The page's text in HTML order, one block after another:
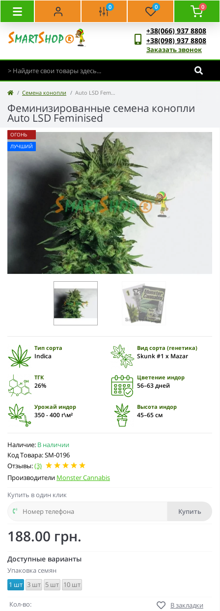
0 0 0
+38(066) 937 8808
+38(098) 937 8808
Заказать звонок
Семена конопли Auto LSD Feminised
Феминизированные семена конопли
Auto LSD Feminised
Наличие: В наличии
Код Товара: SM-0196
Отзывы:(3)
Производители Monster Cannabis
ОГОНЬ
ЛУЧШИЙ
Тип сорта
Indica
Вид сорта (генетика)
Skunk #1 x Mazar
ТГК
26%
Цветение индор
56–63 дней
Урожай индор
350 - 400 г\м²
Высота индор
45–65 см
Купить в один клик
Купить
188.00 грн.
Доступные варианты
Упаковка семян
1 шт 3 шт 5 шт 10 шт
Кол-во:
В закладки